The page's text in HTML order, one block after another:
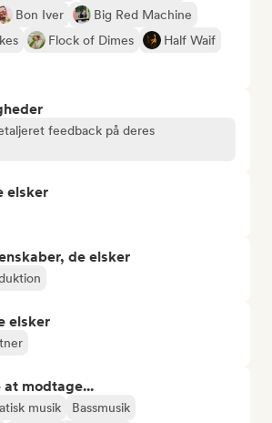
Bon Iver
Big Red Machine
Flock of Dimes
Half Waif
feedback på deres
elsker
de elsker
elsker
at modtage...
musik
Bassmusik